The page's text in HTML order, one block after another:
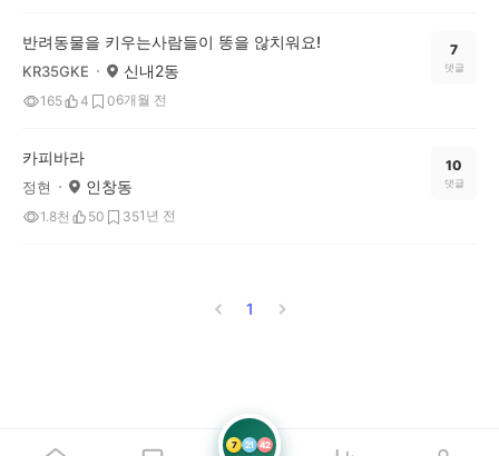
반려동물을 키우는사람들이 똥을 않치워요!
KR35GKE 신내2동
165 4 06개월 전
7
댓글
카피바라
정현 인창동
1.8천 50 351년 전
10
댓글
1
7 21 42